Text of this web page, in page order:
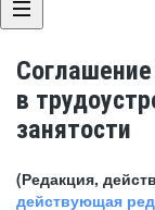
в
занятости
(Редакция,
действующая